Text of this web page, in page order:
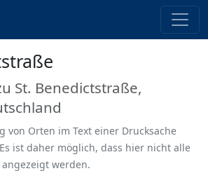
St. Benedictstraße,
von Orten im Text einer Drucksache
ist daher möglich, dass hier nicht alle
werden.